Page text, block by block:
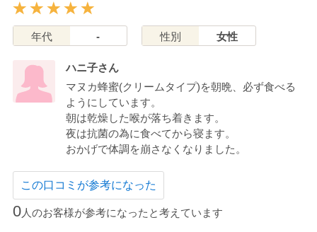
年代 - 性別 女性
ハニ子さん
マヌカ蜂蜜(クリームタイプ)を朝晩、必ず食べる
ようにしています。
朝は乾燥した喉が落ち着きます。
夜は抗菌の為に食べてから寝ます。
おかげで体調を崩さなくなりました。
この口コミが参考になった
0人のお客様が参考になったと考えています